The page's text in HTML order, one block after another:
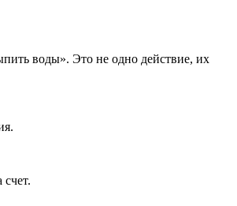
воды». Это не одно действие, их